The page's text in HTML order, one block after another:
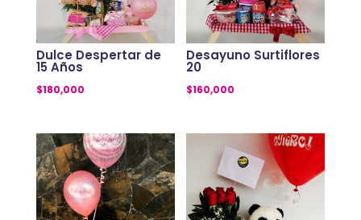
Dulce Despertar de
15 Años
$180,000
Desayuno Surtiflores
20
$160,000